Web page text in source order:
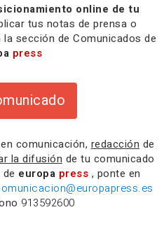
online de tu
tus notas de prensa o
sección de Comunicados de
press
en comunicación, redacción de
la difusión de tu comunicado
europa press , ponte en
913592600